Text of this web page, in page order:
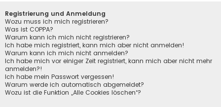
Registrierung und Anmeldung
Wozu muss ich mich registrieren?
Was ist COPPA?
Warum kann ich mich nicht registrieren?
Ich habe mich registriert, kann mich aber nicht anmelden!
Warum kann ich mich nicht anmelden?
Ich habe mich vor einiger Zeit registriert, kann mich aber nicht mehr
anmelden?!
Ich habe mein Passwort vergessen!
Warum werde ich automatisch abgemeldet?
Wozu ist die Funktion „Alle Cookies löschen“?